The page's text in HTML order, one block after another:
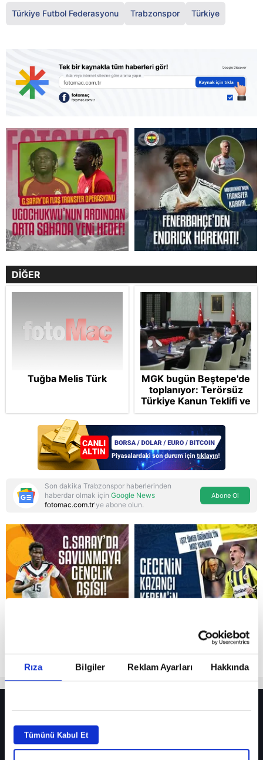
Rıza Bilgiler Reklam Ayarları Hakkında
Tümünü Kabul Et
Reddet
Türkiye Futbol Federasyonu Trabzonspor Türkiye
DİĞER
Tuğba Melis Türk
MGK bugün Beştepe'de
toplanıyor: Terörsüz
Türkiye Kanun Teklifi ve
bölgesel güvenlik
başlıkları masada
Son dakika Trabzonspor haberlerinden
haberdar olmak için Google News
fotomac.com.tr'ye abone olun.
Abone Ol
Fenerbahçe’de sürpriz ayrılık ihtimali! Devre arasında gelmişti
Fenerbahçe’nin yeni transferi Mason Greenwood için olay sözler!